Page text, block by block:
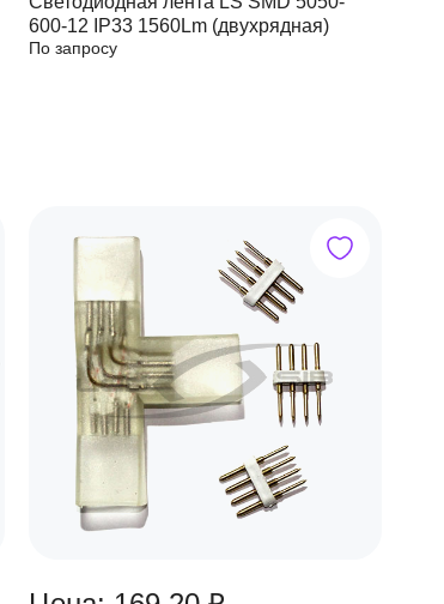
600-12 IP33 1560Lm (двухрядная)
По запросу